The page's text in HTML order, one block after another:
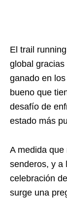
El trail
global
ganado en
bueno que
desafío de
estado más
A medida
senderos, y a
celebración
surge una